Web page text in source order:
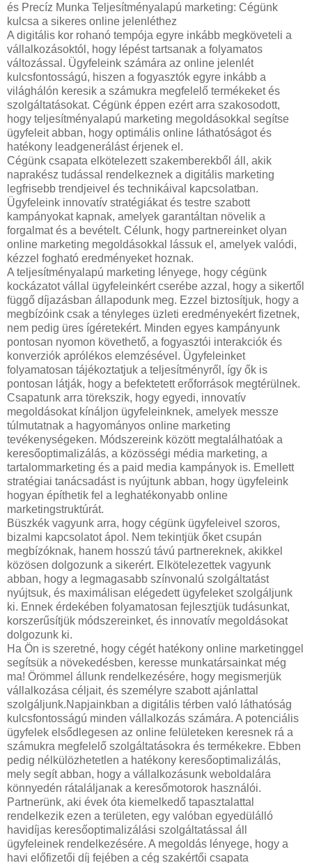
és Precíz Munka Teljesítményalapú marketing: Cégünk
kulcsa a sikeres online jelenléthez
A digitális kor rohanó tempója egyre inkább megköveteli a
vállalkozásoktól, hogy lépést tartsanak a folyamatos
változással. Ügyfeleink számára az online jelenlét
kulcsfontosságú, hiszen a fogyasztók egyre inkább a
világhálón keresik a számukra megfelelő termékeket és
szolgáltatásokat. Cégünk éppen ezért arra szakosodott,
hogy teljesítményalapú marketing megoldásokkal segítse
ügyfeleit abban, hogy optimális online láthatóságot és
hatékony leadgenerálást érjenek el.
Cégünk csapata elkötelezett szakemberekből áll, akik
naprakész tudással rendelkeznek a digitális marketing
legfrisebb trendjeivel és technikáival kapcsolatban.
Ügyfeleink innovatív stratégiákat és testre szabott
kampányokat kapnak, amelyek garantáltan növelik a
forgalmat és a bevételt. Célunk, hogy partnereinket olyan
online marketing megoldásokkal lássuk el, amelyek valódi,
kézzel fogható eredményeket hoznak.
A teljesítményalapú marketing lényege, hogy cégünk
kockázatot vállal ügyfeleinkért cserébe azzal, hogy a sikertől
függő díjazásban állapodunk meg. Ezzel biztosítjuk, hogy a
megbízóink csak a tényleges üzleti eredményekért fizetnek,
nem pedig üres ígéretekért. Minden egyes kampányunk
pontosan nyomon követhető, a fogyasztói interakciók és
konverziók aprólékos elemzésével. Ügyfeleinket
folyamatosan tájékoztatjuk a teljesítményről, így ők is
pontosan látják, hogy a befektetett erőforrások megtérülnek.
Csapatunk arra törekszik, hogy egyedi, innovatív
megoldásokat kínáljon ügyfeleinknek, amelyek messze
túlmutatnak a hagyományos online marketing
tevékenységeken. Módszereink között megtalálhatóak a
keresőoptimalizálás, a közösségi média marketing, a
tartalommarketing és a paid media kampányok is. Emellett
stratégiai tanácsadást is nyújtunk abban, hogy ügyfeleink
hogyan építhetik fel a leghatékonyabb online
marketingstruktúrát.
Büszkék vagyunk arra, hogy cégünk ügyfeleivel szoros,
bizalmi kapcsolatot ápol. Nem tekintjük őket csupán
megbízóknak, hanem hosszú távú partnereknek, akikkel
közösen dolgozunk a sikerért. Elkötelezettek vagyunk
abban, hogy a legmagasabb színvonalú szolgáltatást
nyújtsuk, és maximálisan elégedett ügyfeleket szolgáljunk
ki. Ennek érdekében folyamatosan fejlesztjük tudásunkat,
korszerűsítjük módszereinket, és innovatív megoldásokat
dolgozunk ki.
Ha Ön is szeretné, hogy cégét hatékony online marketinggel
segítsük a növekedésben, keresse munkatársainkat még
ma! Örömmel állunk rendelkezésére, hogy megismerjük
vállalkozása céljait, és személyre szabott ajánlattal
szolgáljunk.Napjainkban a digitális térben való láthatóság
kulcsfontosságú minden vállalkozás számára. A potenciális
ügyfelek elsődlegesen az online felületeken keresnek rá a
számukra megfelelő szolgáltatásokra és termékekre. Ebben
pedig nélkülözhetetlen a hatékony keresőoptimalizálás,
mely segít abban, hogy a vállalkozásunk weboldalára
könnyedén rátaláljanak a keresőmotorok használói.
Partnerünk, aki évek óta kiemelkedő tapasztalattal
rendelkezik ezen a területen, egy valóban egyedülálló
havidíjas keresőoptimalizálási szolgáltatással áll
ügyfeleinek rendelkezésére. A megoldás lényege, hogy a
havi előfizetői díj fejében a cég szakértői csapata